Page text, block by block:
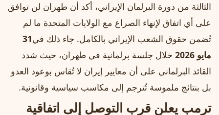
الثالثة من دورة البرلمان الإيراني، أكد أن طهران لن توافق
على أي اتفاق لإنهاء الصراع مع الولايات المتحدة ما لم
تُضمن حقوق الشعب الإيراني بالكامل. جاء ذلك في31
مايو 2026
خلال جلسة برلمانية في طهران، حيث شدد
القائد البرلماني على أن معايير إيران لا تُقاس بوعود العدو
بل بنتائج ملموسة تُترجم إلى مكاسب سياسية وقانونية.
ترمب يعلن قرب التوصل إلى اتفاقية